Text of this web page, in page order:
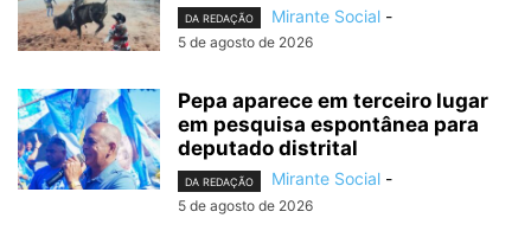
DA REDAÇÃO Mirante Social -
5 de agosto de 2026
Pepa aparece em terceiro lugar
em pesquisa espontânea para
deputado distrital
DA REDAÇÃO Mirante Social -
5 de agosto de 2026